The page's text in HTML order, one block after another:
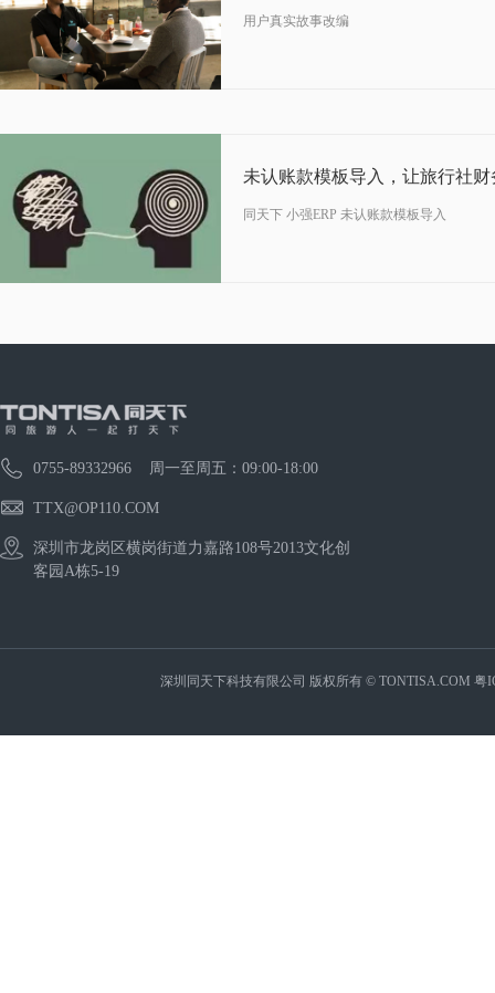
用户真实故事改编
07-18
2018
未认账款模板导入，让旅行社
同天下 小强ERP 未认账款模板导入
0755-89332966 周一至周五：09:00-18:00
TTX@OP110.COM
深圳市龙岗区横岗街道力嘉路108号2013文化创
客园A栋5-19
深圳同天下科技有限公司 版权所有 © TONTISA.COM 粤